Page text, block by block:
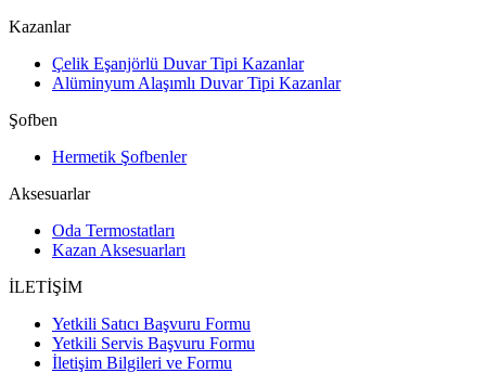
Kazanlar
Çelik Eşanjörlü Duvar Tipi Kazanlar
Alüminyum Alaşımlı Duvar Tipi Kazanlar
Şofben
Hermetik Şofbenler
Aksesuarlar
Oda Termostatları
Kazan Aksesuarları
İLETİŞİM
Yetkili Satıcı Başvuru Formu
Yetkili Servis Başvuru Formu
İletişim Bilgileri ve Formu